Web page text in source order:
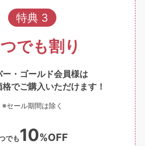
特典 3
でも割り
ー・ゴールド会員様は
でご購入いただけます！
※セール期間は除く
でも10%OFF